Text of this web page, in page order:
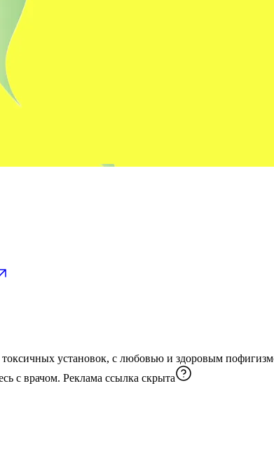
здоровым пофигизмом. Информация предоставлена в ознакомительных
заменяет медицинскую помощь. Перед применением проконсультируйтесь с врачом. Реклама ссылка скрыта